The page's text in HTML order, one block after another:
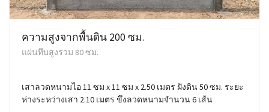
ความสูงจากพื้นดิน 200 ซม.
แผ่นทึบสูงรวม 80 ซม.
เสาลวดหนามไอ 11 ซม x 11 ซม x 2.50 เมตร ฝังดิน 50 ซม. ระยะ
ห่างระหว่างเสา 2.10 เมตร ขึงลวดหนามจำนวน 6 เส้น